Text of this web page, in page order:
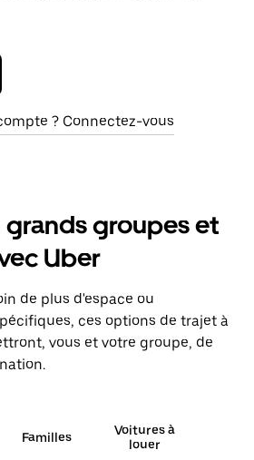
? Connectez-vous
grands groupes et
Uber
de plus d'espace ou
ces options de trajet à
vous et votre groupe, de
Familles
Voitures à
louer